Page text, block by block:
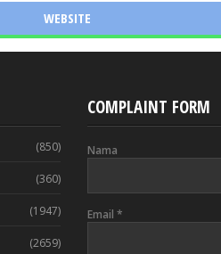
WEBSITE
(850)
(360)
(1947)
(2659)
COMPLAINT FORM
Nama
Email *